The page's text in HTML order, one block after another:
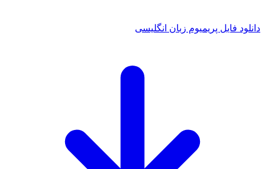
دانلود فایل پریمیوم زبان انگلیسی